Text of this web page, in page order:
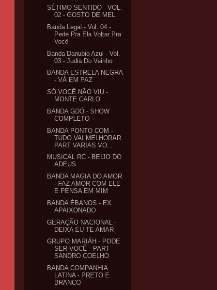
SÉTIMO SENTIDO - VOL.
02 - GOSTO DE MEL
Banda Legal - Vol. 04 -
Pede Pra Ela Voltar Pra
Você
Banda Danubio Azul - Vol.
03 - Judia Do Veinho
BANDA ESTRELA NEGRA
- VÁ EM PAZ
SÓ VOCÊ NÃO VIU -
MONTE CARLO
BANDA GDÓ - SHOW
COMPLETO
BANDA PONTO COM -
TUDO VAI MELHORAR
PART VARIAS VO...
MUSICAL RC - BEIJO DO
ADEUS
BANDA MAGIA DO AMOR
- FAZ AMOR COM ELE
E PENSA EM MIM
BANDA ÉBANOS - EX
APAIXONADO
GERAÇÃO NACIONAL -
DEIXA EU TE AMAR
GRUPO MARIÁH - PODE
SER VOCÊ - PART
SANDRO COELHO
BANDA COMPANHIA
LATINA - PRETO E
BRANCO